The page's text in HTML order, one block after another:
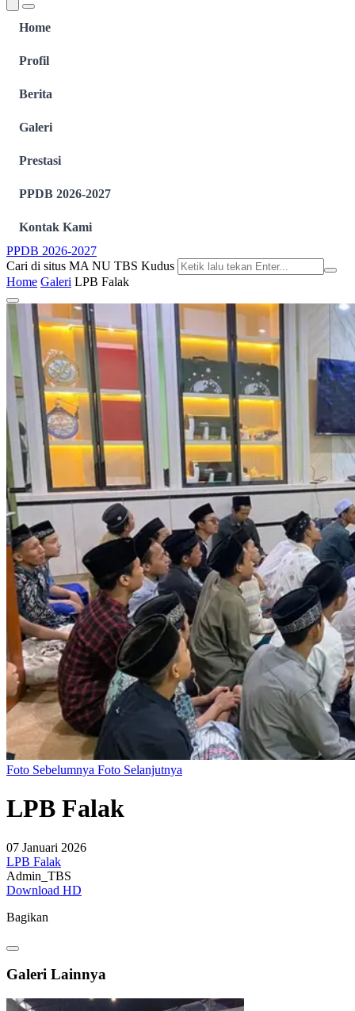
Home
Profil
Berita
Galeri
Prestasi
PPDB 2026-2027
Kontak Kami
PPDB 2026-2027
Cari di situs MA NU TBS Kudus
Home Galeri LPB Falak
Foto Sebelumnya Foto Selanjutnya
LPB Falak
07 Januari 2026
LPB Falak
Admin_TBS
Download HD
Bagikan
Galeri Lainnya